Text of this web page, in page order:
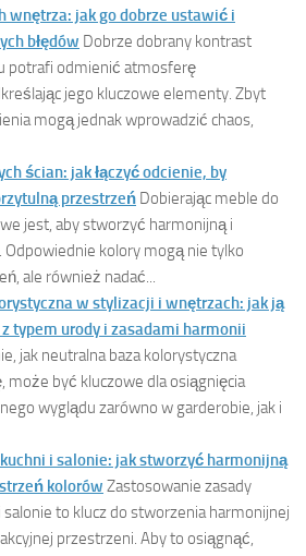
wnętrza: jak go dobrze ustawić i
błędów Dobrze dobrany kontrast
potrafi odmienić atmosferę
jego kluczowe elementy. Zbyt
mogą jednak wprowadzić chaos,
ścian: jak łączyć odcienie, by
przestrzeń Dobierając meble do
jest, aby stworzyć harmonijną i
Odpowiednie kolory mogą nie tylko
ale również nadać...
w stylizacji i wnętrzach: jak ją
typem urody i zasadami harmonii
jak neutralna baza kolorystyczna
może być kluczowe dla osiągnięcia
wyglądu zarówno w garderobie, jak i
i salonie: jak stworzyć harmonijną
kolorów Zastosowanie zasady
to klucz do stworzenia harmonijnej
przestrzeni. Aby to osiągnąć,